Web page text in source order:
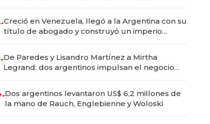
Creció en Venezuela, llegó a la Argentina con su
título de abogado y construyó un imperio
De Paredes y Lisandro Martínez a Mirtha
Legrand: dos argentinos impulsan el negocio
Dos argentinos levantaron US$ 6,2 millones de
la mano de Rauch, Englebienne y Woloski